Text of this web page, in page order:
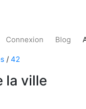
Connexion Blog
/ 42
la ville